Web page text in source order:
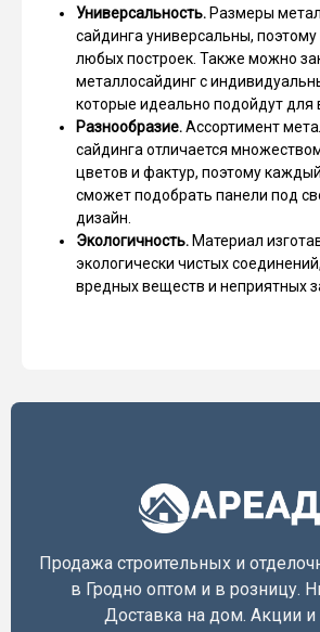
Универсальность. Размеры
сайдинга универсальны,
любых построек. Также можно
металлосайдинг с
которые идеально подойдут для
Разнообразие.Ассортимент
сайдинга отличается
цветов и фактур, поэтому
сможет подобрать панели под
дизайн.
Экологичность. Материал
экологически чистых
вредных веществ и неприятных
Продажа строительных и
в Гродно оптом и в розницу.
Доставка на дом. Акции и